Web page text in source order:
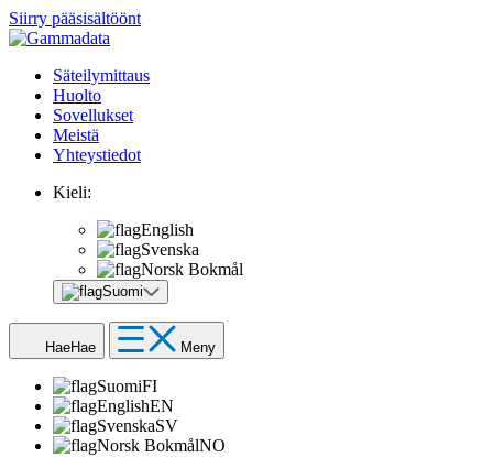
Siirry pääsisältöönt
Säteilymittaus
Huolto
Sovellukset
Meistä
Yhteystiedot
Kieli:
English
Svenska
Norsk Bokmål
Suomi
HaeHae Meny
SuomiFI
EnglishEN
SvenskaSV
Norsk BokmålNO